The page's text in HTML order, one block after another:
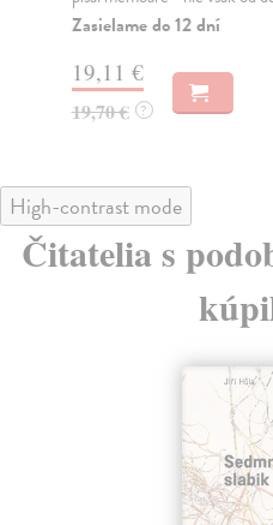
Zasielame do 12 dní
19,11 €
19,70 € ?
High-contrast mode
Čitatelia s